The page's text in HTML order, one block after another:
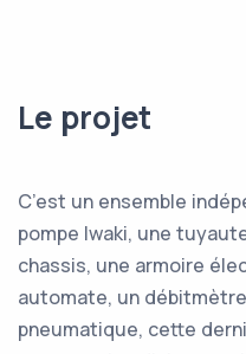
Le projet
C’est un ensemble
pompe Iwaki, une
chassis, une armoire
automate, un
pneumatique, cette